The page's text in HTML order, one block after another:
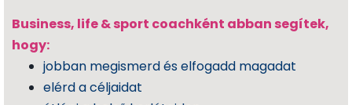
Business, life & sport coachként abban segítek,
hogy:
jobban megismerd és elfogadd magadat
elérd a céljaidat